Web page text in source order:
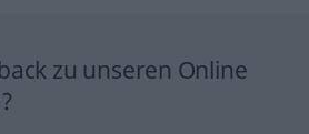
zu unseren Online